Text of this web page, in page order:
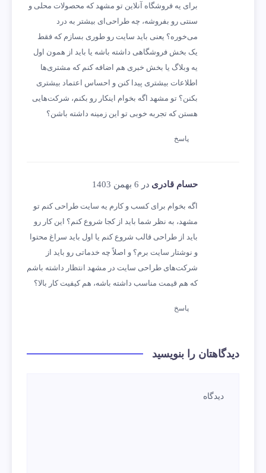
برای یه فروشگاه آنلاین تو مشهد که محصولات محلی و
سنتی رو بفروشه، چه طراحی‌ای بیشتر به درد
می‌خوره؟ یعنی باید سایت رو طوری بسازم که فقط
یک بخش فروشگاهی داشته باشه یا باید از همون اول
یه وبلاگ یا بخش خبری هم اضافه کنم که مشتری‌ها
اطلاعات بیشتری پیدا کنن و احساس اعتماد بیشتری
بکنن؟ تو مشهد اگه بخوام اینکار رو بکنم، شرکت‌هایی
هستن که تجربه خوبی تو این زمینه داشته باشن؟
پاسخ
حسام قادری در 6 بهمن 1403
اگه بخوام برای کسب و کارم یه سایت طراحی کنم تو
مشهد، به نظر شما باید از کجا شروع کنم؟ این کار رو
باید از طراحی قالب شروع کنم یا اول باید سراغ محتوا
و نوشتار سایت برم؟ و اصلاً چه خدماتی رو باید از
شرکت‌های طراحی سایت در مشهد انتظار داشته باشم
که هم قیمت مناسب داشته باشه، هم کیفیت کار بالا؟
پاسخ
دیدگاهتان را بنویسید